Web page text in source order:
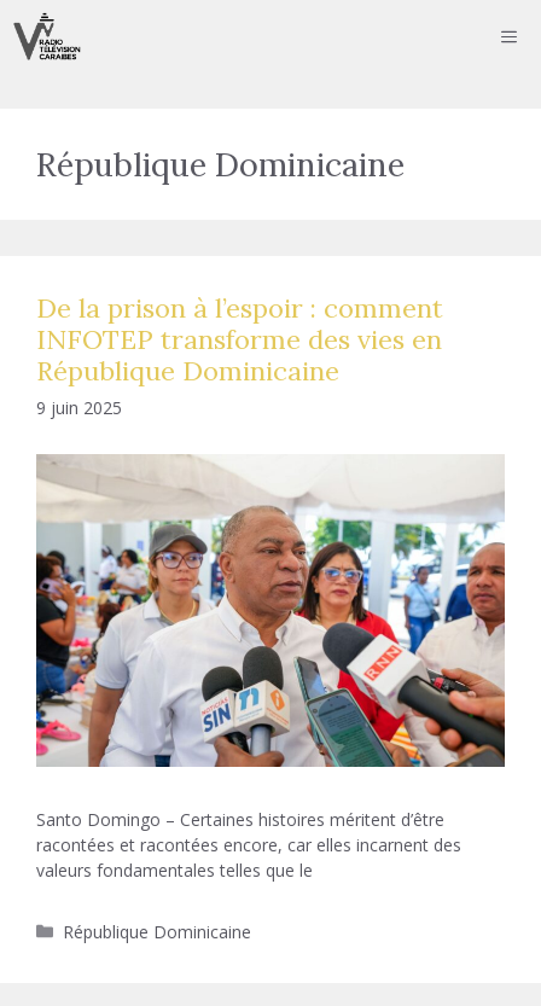
au
contenu
République Dominicaine
De la prison à l’espoir : comment
INFOTEP transforme des vies en
République Dominicaine
9 juin 2025
Santo Domingo – Certaines histoires méritent d’être
racontées et racontées encore, car elles incarnent des
valeurs fondamentales telles que le
Catégories
République Dominicaine